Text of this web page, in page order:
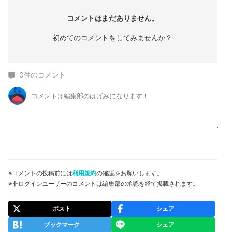
コメントはまだありません。
初めてのコメントをしてみませんか？
0件のコメント
※コメントの投稿前には利用規約の確認をお願いします。
※非ログインユーザーのコメントは編集部の承認を経て掲載されます。
ポスト シェア
ブックマーク シェア